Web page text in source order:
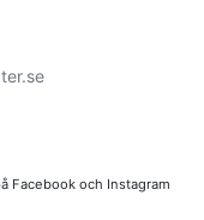
Facebook och Instagram